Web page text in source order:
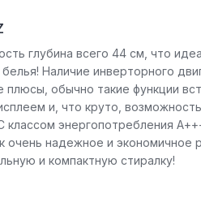
глубина всего 44 см, что
Наличие инверторного
обычно такие функции
и, что круто,
энергопотребления
очень надежное и
и компактную стиралку!